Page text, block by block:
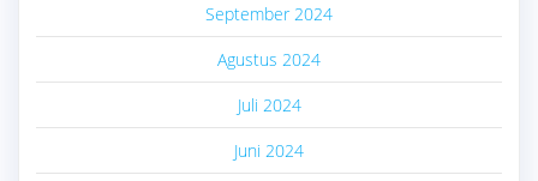
September 2024
Agustus 2024
Juli 2024
Juni 2024